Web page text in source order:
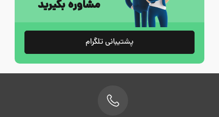
مشاوره بگیرید
پشتیبانی تلگرام